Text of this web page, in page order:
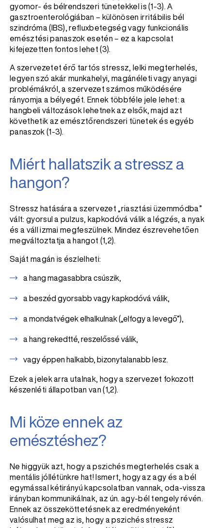
gyomor- és bélrendszeri tünetekkel is (1-3). A
gasztroenterológiában – különösen irritábilis bél
szindróma (IBS), refluxbetegség vagy funkcionális
emésztési panaszok esetén – ez a kapcsolat
kifejezetten fontos lehet (3).
A szervezetet érő tartós stressz, lelki megterhelés,
legyen szó akár munkahelyi, magánéleti vagy anyagi
problémákról, a szervezet számos működésére
rányomja a bélyegét. Ennek többféle jele lehet: a
hangbeli változások lehetnek az elsők, majd azt
követhetik az emésztőrendszeri tünetek és egyéb
panaszok (1-3).
Miért hallatszik a stressz a
hangon?
Stressz hatására a szervezet „riasztási üzemmódba”
vált: gyorsul a pulzus, kapkodóvá válik a légzés, a nyak
és a váll izmai megfeszülnek. Mindez észrevehetően
megváltoztatja a hangot (1,2).
Saját magán is észlelheti:
a hang magasabbra csúszik,
a beszéd gyorsabb vagy kapkodóvá válik,
a mondatvégek elhalkulnak („elfogy a levegő”),
a hang rekedtté, reszelőssé válik,
vagy éppen halkabb, bizonytalanabb lesz.
Ezek a jelek arra utalnak, hogy a szervezet fokozott
készenléti állapotban van (1,2).
Mi köze ennek az
emésztéshez?
Ne higgyük azt, hogy a pszichés megterhelés csak a
mentális jóllétünkre hat! Ismert, hogy az agy és a bél
egymással kétirányú kapcsolatban vannak, oda-vissza
irányban kommunikálnak, az ún. agy-bél tengely révén.
Ennek az összeköttetésnek az eredményeként
valósulhat meg az is, hogy a pszichés stressz